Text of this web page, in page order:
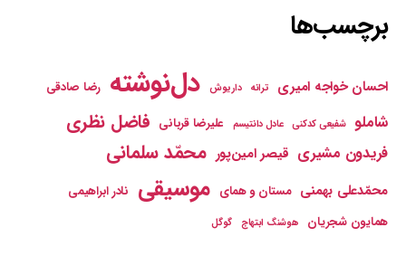
برچسب‌ها
احسان خواجه امیری ترانه داریوش دل‌نوشته رضا صادقی
شاملو شفیعی کدکنی عادل دانتیسم علیرضا قربانی فاضل نظری
فریدون مشیری قیصر امین‌پور محمّد سلمانی
محمّدعلی بهمنی مستان و همای موسیقی نادر ابراهیمی
همایون شجریان
هوشنگ ابتهاج گوگل